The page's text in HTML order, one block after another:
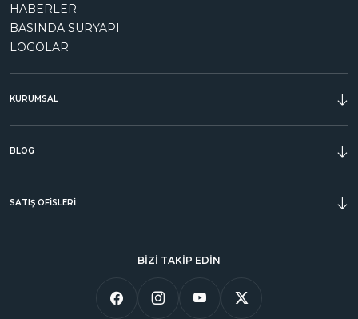
BİZİ TAKİP EDİN
HABERLER
BASINDA SURYAPI
LOGOLAR
KURUMSAL
BLOG
SATIŞ OFİSLERİ